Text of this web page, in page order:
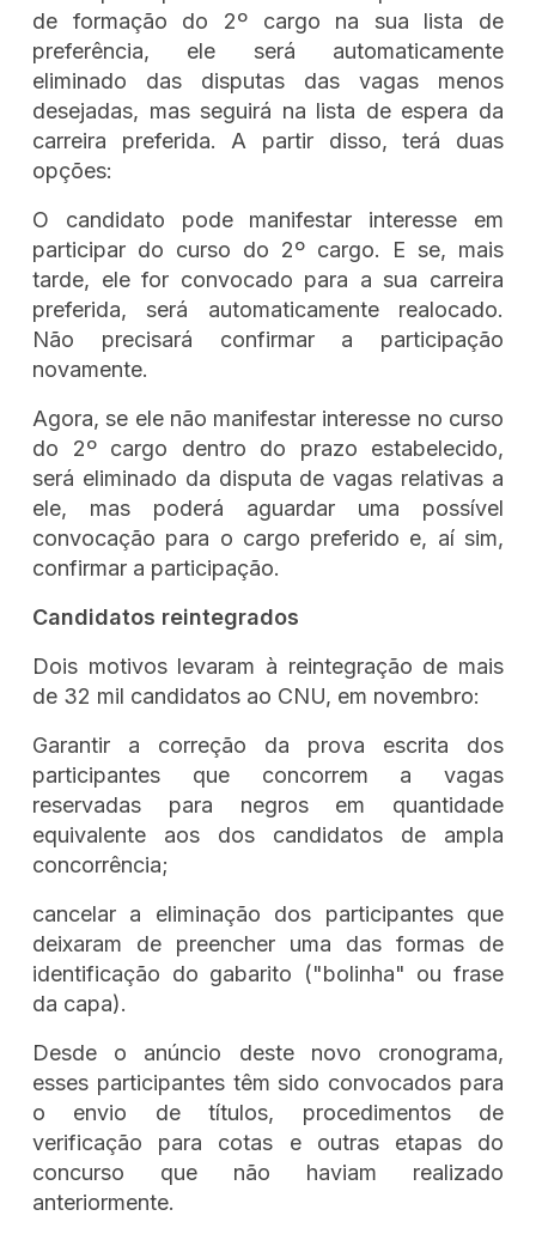
de formação do 2º cargo na sua lista de
preferência, ele será automaticamente
eliminado das disputas das vagas menos
desejadas, mas seguirá na lista de espera da
carreira preferida. A partir disso, terá duas
opções:
O candidato pode manifestar interesse em
participar do curso do 2º cargo. E se, mais
tarde, ele for convocado para a sua carreira
preferida, será automaticamente realocado.
Não precisará confirmar a participação
novamente.
Agora, se ele não manifestar interesse no curso
do 2º cargo dentro do prazo estabelecido,
será eliminado da disputa de vagas relativas a
ele, mas poderá aguardar uma possível
convocação para o cargo preferido e, aí sim,
confirmar a participação.
Candidatos reintegrados
Dois motivos levaram à reintegração de mais
de 32 mil candidatos ao CNU, em novembro:
Garantir a correção da prova escrita dos
participantes que concorrem a vagas
reservadas para negros em quantidade
equivalente aos dos candidatos de ampla
concorrência;
cancelar a eliminação dos participantes que
deixaram de preencher uma das formas de
identificação do gabarito ("bolinha" ou frase
da capa).
Desde o anúncio deste novo cronograma,
esses participantes têm sido convocados para
o envio de títulos, procedimentos de
verificação para cotas e outras etapas do
concurso que não haviam realizado
anteriormente.